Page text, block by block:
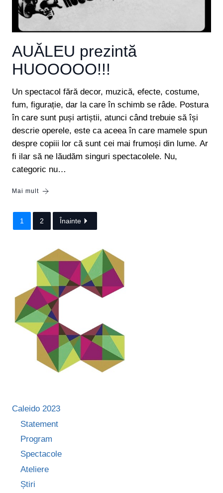
AUĂLEU prezintă
HUOOOOO!!!
Un spectacol fără decor, muzică, efecte, costume,
fum, figurație, dar la care în schimb se râde. Postura
în care sunt puși artiștii, atunci când trebuie să își
descrie operele, este ca aceea în care mamele spun
despre copiii lor că sunt cei mai frumoși din lume. Ar
fi ilar să ne lăudăm singuri spectacolele. Nu,
categoric nu…
Mai mult
1 2 Înainte
Caleido 2023
Statement
Program
Spectacole
Ateliere
Știri